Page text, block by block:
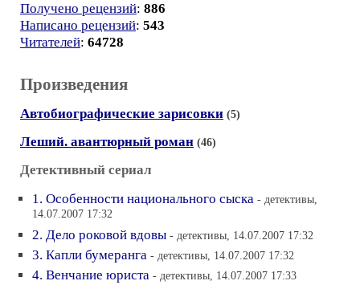
Получено рецензий: 886
Написано рецензий: 543
Читателей: 64728
Произведения
Автобиографические зарисовки (5)
Леший. авантюрный роман (46)
Детективный сериал
1. Особенности национального сыска - детективы,
14.07.2007 17:32
2. Дело роковой вдовы - детективы, 14.07.2007 17:32
3. Капли бумеранга - детективы, 14.07.2007 17:32
4. Венчание юриста - детективы, 14.07.2007 17:33